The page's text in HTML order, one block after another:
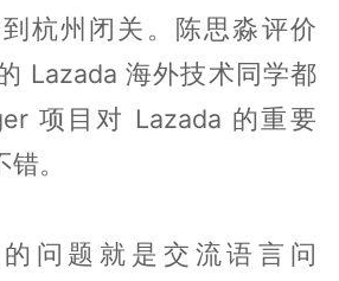
杭州闭关。陈思淼评价
Lazada 海外技术同学都
项目对 Lazada 的重要
。
问题就是交流语言问